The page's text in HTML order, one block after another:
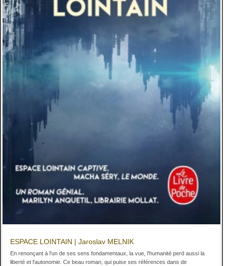
ESPACE LOINTAIN | Jaroslav MELNIK
En renonçant à l'un de ses sens fondamentaux, la vue, l'humanité perd aussi la
liberté et l'autonomie. Ce beau roman, qui puise ses références dans de